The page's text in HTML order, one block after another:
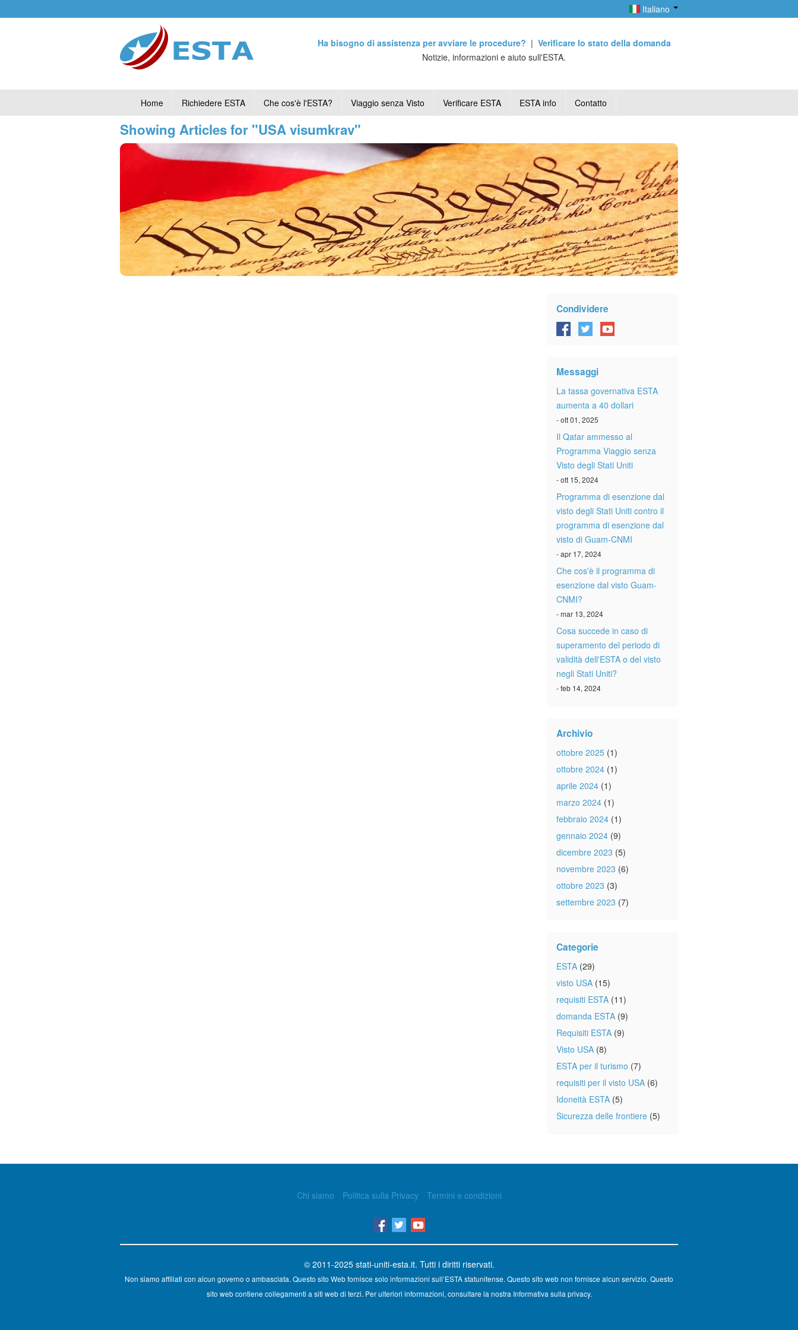
Italiano
Ha bisogno di assistenza per avviare le procedure? | Verificare lo stato della domanda
Notizie, informazioni e aiuto sull'ESTA.
Home Richiedere ESTA Che cos'è l'ESTA? Viaggio senza Visto Verificare ESTA ESTA info Contatto
Showing Articles for "USA visumkrav"
Condividere
Messaggi
La tassa governativa ESTA
aumenta a 40 dollari
- ott 01, 2025
Il Qatar ammesso al
Programma Viaggio senza
Visto degli Stati Uniti
- ott 15, 2024
Programma di esenzione dal
visto degli Stati Uniti contro il
programma di esenzione dal
visto di Guam-CNMI
- apr 17, 2024
Che cos'è il programma di
esenzione dal visto Guam-
CNMI?
- mar 13, 2024
Cosa succede in caso di
superamento del periodo di
validità dell'ESTA o del visto
negli Stati Uniti?
- feb 14, 2024
Archivio
ottobre 2025 (1)
ottobre 2024 (1)
aprile 2024 (1)
marzo 2024 (1)
febbraio 2024 (1)
gennaio 2024 (9)
dicembre 2023 (5)
novembre 2023 (6)
ottobre 2023 (3)
settembre 2023 (7)
Categorie
ESTA (29)
visto USA (15)
requisiti ESTA (11)
domanda ESTA (9)
Requisiti ESTA (9)
Visto USA (8)
ESTA per il turismo (7)
requisiti per il visto USA (6)
Idoneità ESTA (5)
Sicurezza delle frontiere (5)
Chi siamo Politica sulla Privacy Termini e condizioni
© 2011-2025 stati-uniti-esta.it. Tutti i diritti riservati.
Non siamo affiliati con alcun governo o ambasciata. Questo sito Web fornisce solo informazioni sull’ESTA statunitense. Questo sito web non fornisce alcun servizio. Questo
sito web contiene collegamenti a siti web di terzi. Per ulteriori informazioni, consultare la nostra Informativa sulla privacy.